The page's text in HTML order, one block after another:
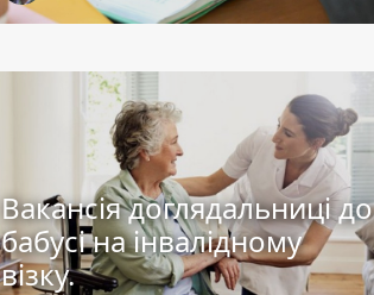
Вакансія доглядальниці до
бабусі на інвалідному
візку.